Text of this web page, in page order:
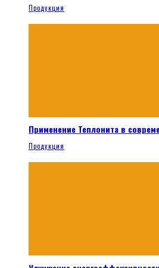
Продукция
Применение Теплонита в
Продукция